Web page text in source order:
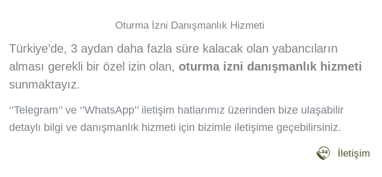
Oturma İzni Danışmanlık Hizmeti
Türkiye’de, 3 aydan daha fazla süre kalacak olan yabancıların
alması gerekli bir özel izin olan, oturma izni danışmanlık hizmeti
sunmaktayız.
‘’Telegram’’ ve ‘’WhatsApp’’ iletişim hatlarımız üzerinden bize ulaşabilir
detaylı bilgi ve danışmanlık hizmeti için bizimle iletişime geçebilirsiniz.
İletişim